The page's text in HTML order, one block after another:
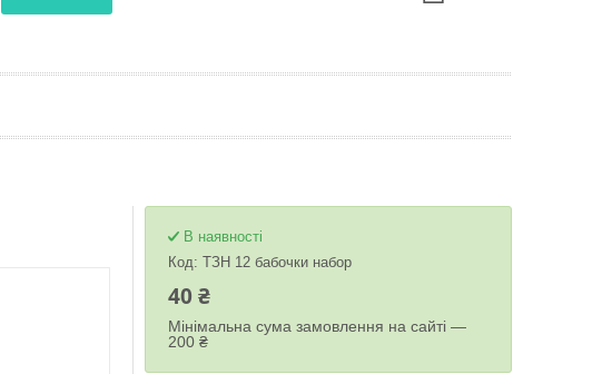
В наявності
Код: ТЗН 12 бабочки набор
40 ₴
Мінімальна сума замовлення на сайті —
200 ₴